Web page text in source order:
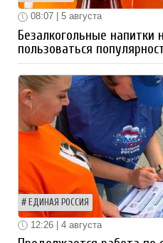
08:07 | 5 августа
Безалкогольные
пользоваться
ЕДИНАЯ РОССИЯ
12:26 | 4 августа